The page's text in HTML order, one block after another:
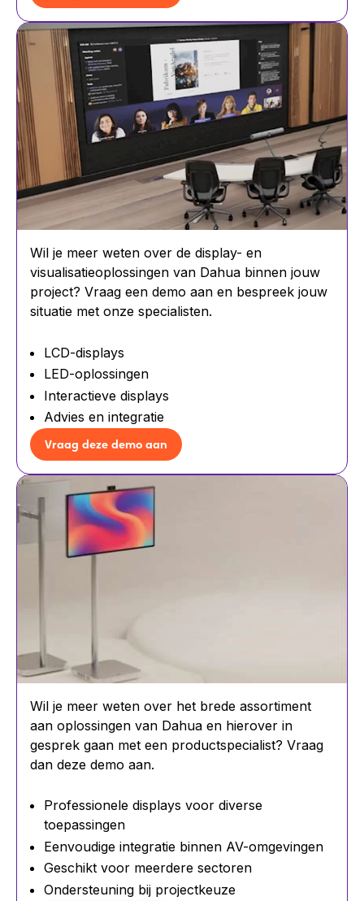
Wil je meer weten over de display- en
visualisatieoplossingen van Dahua binnen jouw
project? Vraag een demo aan en bespreek jouw
situatie met onze specialisten.
LCD-displays
LED-oplossingen
Interactieve displays
Advies en integratie
Vraag deze demo aan
Wil je meer weten over het brede assortiment
aan oplossingen van Dahua en hierover in
gesprek gaan met een productspecialist? Vraag
dan deze demo aan.
Professionele displays voor diverse
toepassingen
Eenvoudige integratie binnen AV-omgevingen
Geschikt voor meerdere sectoren
Ondersteuning bij projectkeuze